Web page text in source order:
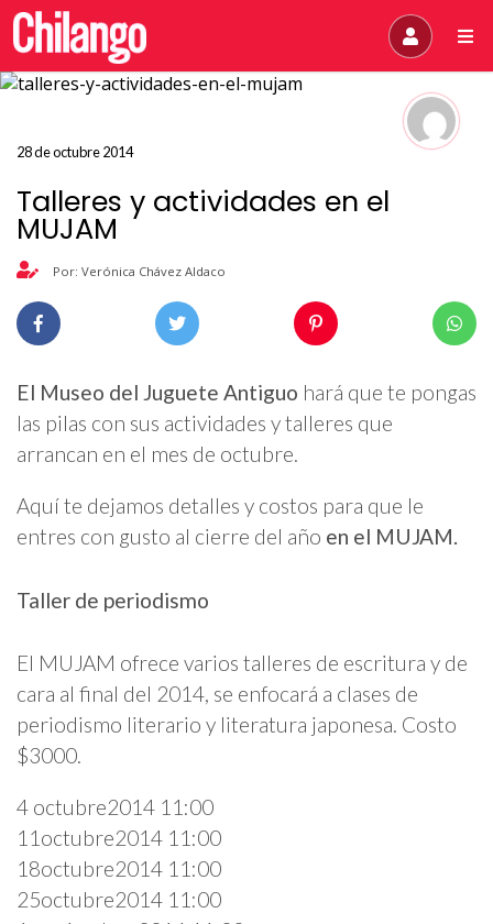
28 de octubre 2014
Talleres y actividades en el
MUJAM
Por: Verónica Chávez Aldaco
El Museo del Juguete Antiguo hará que te pongas
las pilas con sus actividades y talleres que
arrancan en el mes de octubre.
Aquí te dejamos detalles y costos para que le
entres con gusto al cierre del año en el MUJAM.
Taller de periodismo
El MUJAM ofrece varios talleres de escritura y de
cara al final del 2014, se enfocará a clases de
periodismo literario y literatura japonesa. Costo
$3000.
4 octubre2014 11:00
11octubre2014 11:00
18octubre2014 11:00
25octubre2014 11:00